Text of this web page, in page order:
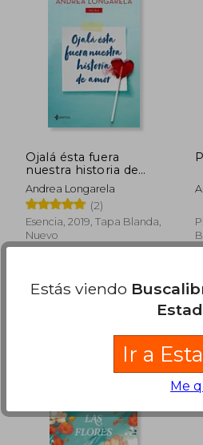
50% $ 90.399
Ojalá ésta fuera
nuestra historia de
amor
Andrea Longarela
(2)
Esencia, 2019, Tapa Blanda,
Nuevo
Estás viendo
Ir a
Me